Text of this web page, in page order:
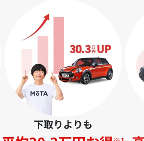
下取りよりも